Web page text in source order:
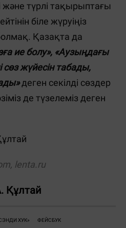
түрлі тақырыптағы
біле жүруіңіз
Қазақта да
ие болу», «Аузыңдағы
сөз жүйесін табады,
деген секілді сөздер
де түзелеміз деген
lenta.ru
Құлтай
ХУК» ФЕЙСБУК